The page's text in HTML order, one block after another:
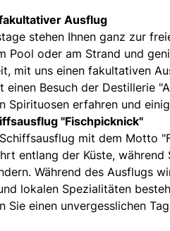
Ausflug
stehen Ihnen ganz zur
Pool oder am Strand und
mit uns einen fakultativen
einen Besuch der Destillerie
Spirituosen erfahren und
"Fischpicknick"
mit dem Motto
entlang der Küste,
Während des Ausflugs
lokalen Spezialitäten
Sie einen unvergesslichen